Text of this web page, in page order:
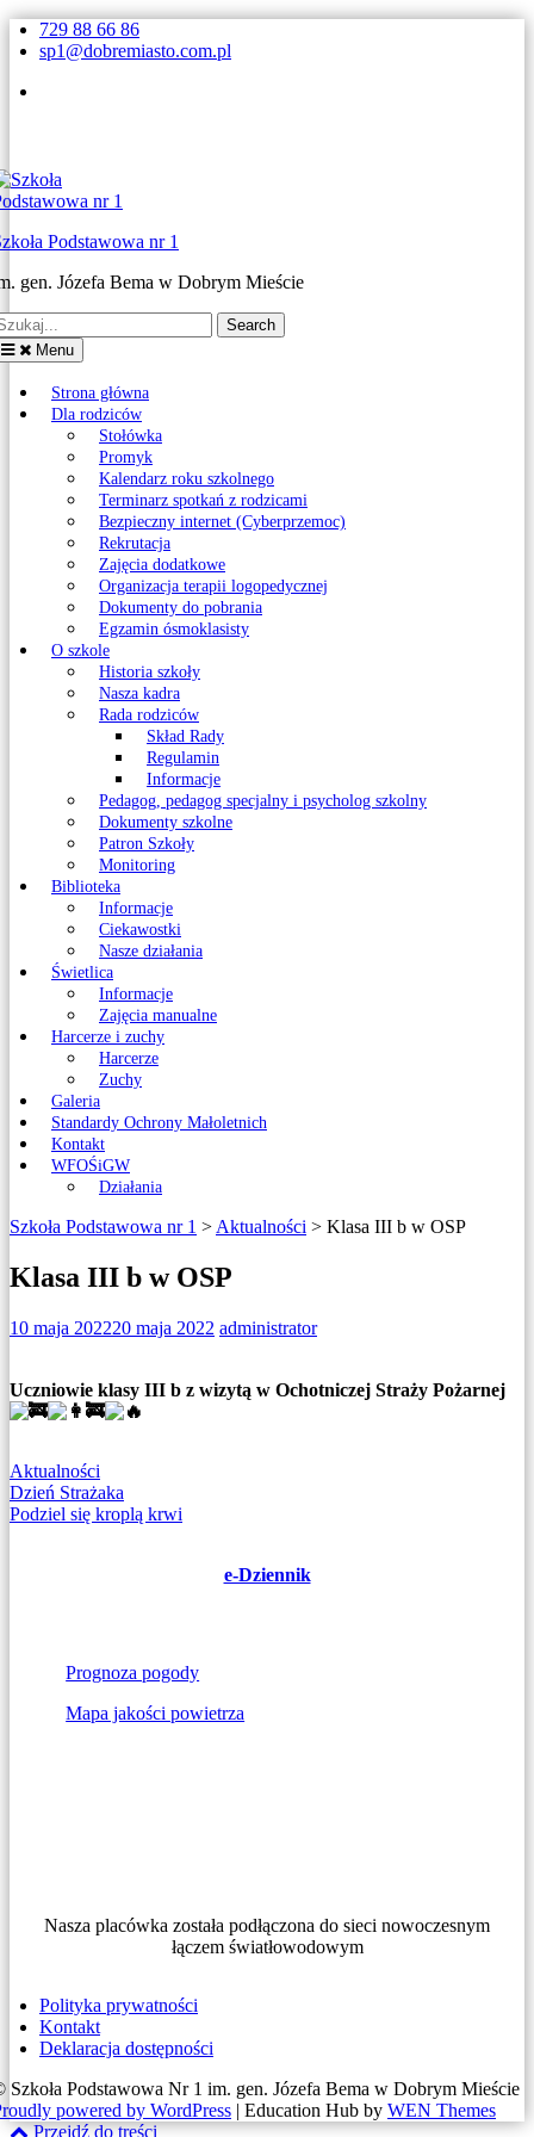
Skip
to
729 88 66 86
sp1@dobremiasto.com.pl
Podstawowa nr 1
gen. Józefa Bema w Dobrym Mieście
Menu
Strona główna
Dla rodziców
Stołówka
Promyk
Kalendarz roku szkolnego
Terminarz spotkań z rodzicami
Bezpieczny internet (Cyberprzemoc)
Rekrutacja
Zajęcia dodatkowe
Organizacja terapii logopedycznej
Dokumenty do pobrania
Egzamin ósmoklasisty
O szkole
Historia szkoły
Nasza kadra
Rada rodziców
Skład Rady
Regulamin
Informacje
Pedagog, pedagog specjalny i psycholog szkolny
Dokumenty szkolne
Patron Szkoły
Monitoring
Biblioteka
Informacje
Ciekawostki
Nasze działania
Świetlica
Informacje
Zajęcia manualne
Harcerze i zuchy
Harcerze
Zuchy
Galeria
Standardy Ochrony Małoletnich
Kontakt
WFOŚiGW
Działania
Szkoła Podstawowa nr 1 > Aktualności > Klasa III b w OSP
Klasa III b w OSP
10 maja 202220 maja 2022 administrator
Uczniowie klasy III b z wizytą w Ochotniczej Straży Pożarnej
Aktualności
Nawigacja
wpisu
Dzień Strażaka
Podziel się kroplą krwi
e-Dziennik
Prognoza pogody
Mapa jakości powietrza
Nasza placówka została podłączona do sieci nowoczesnym
łączem światłowodowym
Polityka prywatności
Kontakt
Deklaracja dostępności
Szkoła Podstawowa Nr 1 im. gen. Józefa Bema w Dobrym Mieście
powered by WordPress | Education Hub by WEN Themes
Przejdź do treści